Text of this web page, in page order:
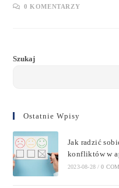
0 KOMENTARZY
Szukaj
Ostatnie Wpisy
Jak radzić
konfliktów w
2023-08-28 / 0